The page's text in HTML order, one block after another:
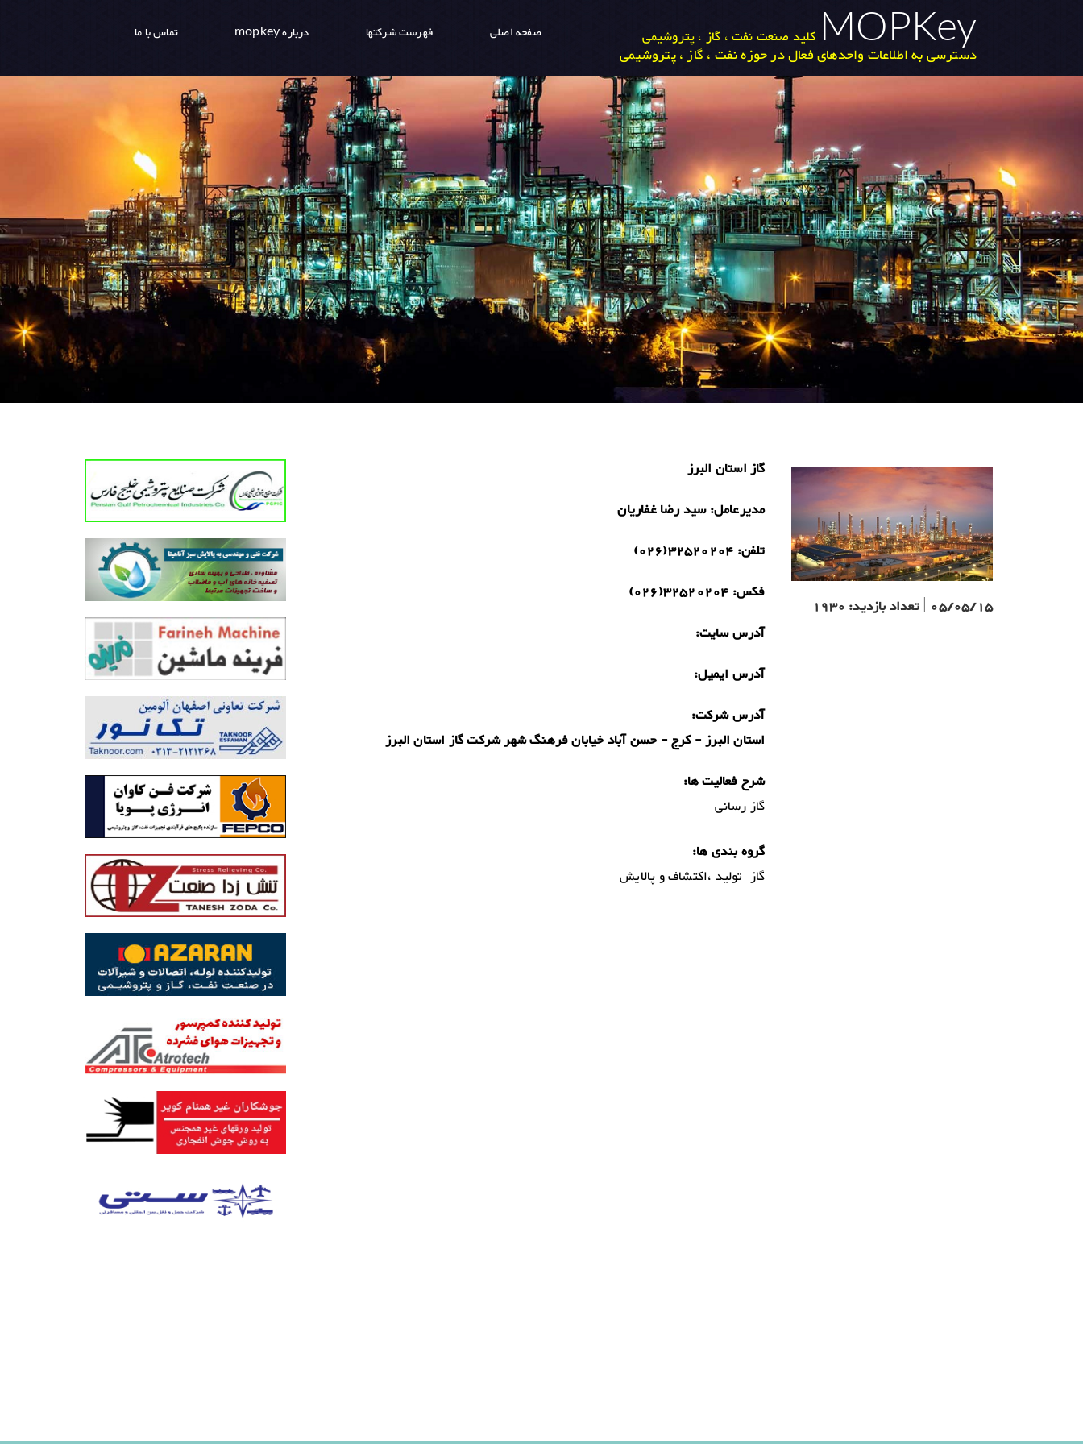
MOPKey کلید صنعت نفت ، گاز ، پتروشیمی
دسترسی به اطلاعات واحدهای فعال در حوزه نفت ، گاز ، پتروشیمی
صفحه اصلی فهرست شرکتها درباره mopkey تماس با ما
05/05/15
|تعداد بازدید: 1930
گاز استان البرز
مدیرعامل:سید رضا غفاریان
تلفن: 32520204(026)
فکس: 32520204(026)
آدرس سایت:
آدرس ایمیل:
آدرس شرکت:
استان البرز - کرج - حسن آباد خیابان فرهنگ شهر شرکت گاز استان البرز
شرح فعالیت ها:
گاز رسانی
گروه بندی ها:
گاز_تولید ،اکتشاف و پالایش